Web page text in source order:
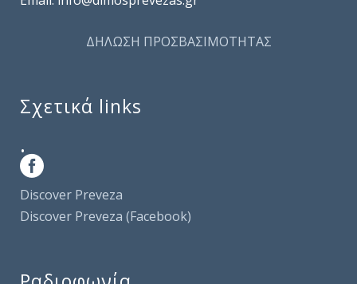
ΔΗΛΩΣΗ ΠΡΟΣΒΑΣΙΜΟΤΗΤΑΣ
Σχετικά links
.
Discover Preveza
Discover Preveza (Facebook)